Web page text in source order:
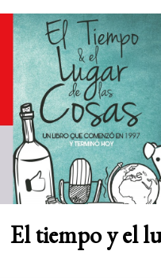
El tiempo y el